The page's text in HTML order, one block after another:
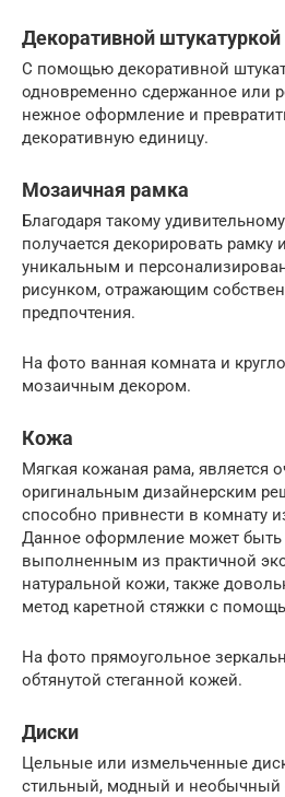
Декоративной штукатуркой
С помощью декоративной
одновременно сдержанное или
нежное оформление и
декоративную единицу.
Мозаичная рамка
Благодаря такому
получается декорировать
уникальным и
рисунком, отражающим
предпочтения.
На фото ванная комната и
мозаичным декором.
Кожа
Мягкая кожаная рама, является
оригинальным дизайнерским
способно привнести в комнату
Данное оформление может
выполненным из практичной
натуральной кожи, также
метод каретной стяжки с
На фото прямоугольное
обтянутой стеганной кожей.
Диски
Цельные или измельченные
стильный, модный и необычный